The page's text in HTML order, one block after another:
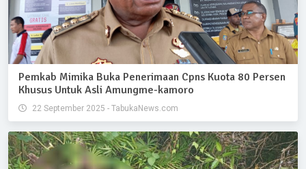
Pemkab Mimika Buka Penerimaan Cpns Kuota 80 Persen
Khusus Untuk Asli Amungme-kamoro
22 September 2025 - TabukaNews.com